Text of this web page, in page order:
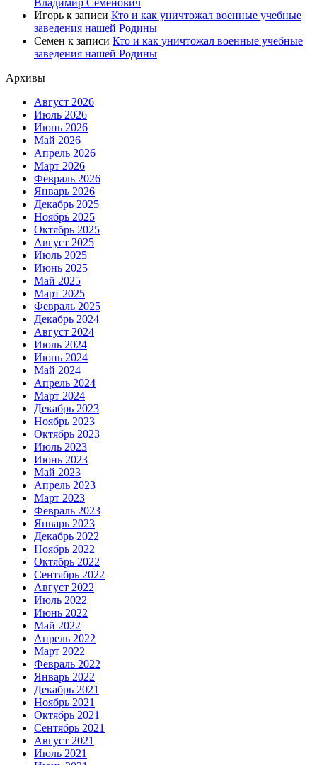
Владимир Семенович
Игорь к записи Кто и как уничтожал военные учебные
заведения нашей Родины
Семен к записи Кто и как уничтожал военные учебные
заведения нашей Родины
Архивы
Август 2026
Июль 2026
Июнь 2026
Май 2026
Апрель 2026
Март 2026
Февраль 2026
Январь 2026
Декабрь 2025
Ноябрь 2025
Октябрь 2025
Август 2025
Июль 2025
Июнь 2025
Май 2025
Март 2025
Февраль 2025
Декабрь 2024
Август 2024
Июль 2024
Июнь 2024
Май 2024
Апрель 2024
Март 2024
Декабрь 2023
Ноябрь 2023
Октябрь 2023
Июль 2023
Июнь 2023
Май 2023
Апрель 2023
Март 2023
Февраль 2023
Январь 2023
Декабрь 2022
Ноябрь 2022
Октябрь 2022
Сентябрь 2022
Август 2022
Июль 2022
Июнь 2022
Май 2022
Апрель 2022
Март 2022
Февраль 2022
Январь 2022
Декабрь 2021
Ноябрь 2021
Октябрь 2021
Сентябрь 2021
Август 2021
Июль 2021